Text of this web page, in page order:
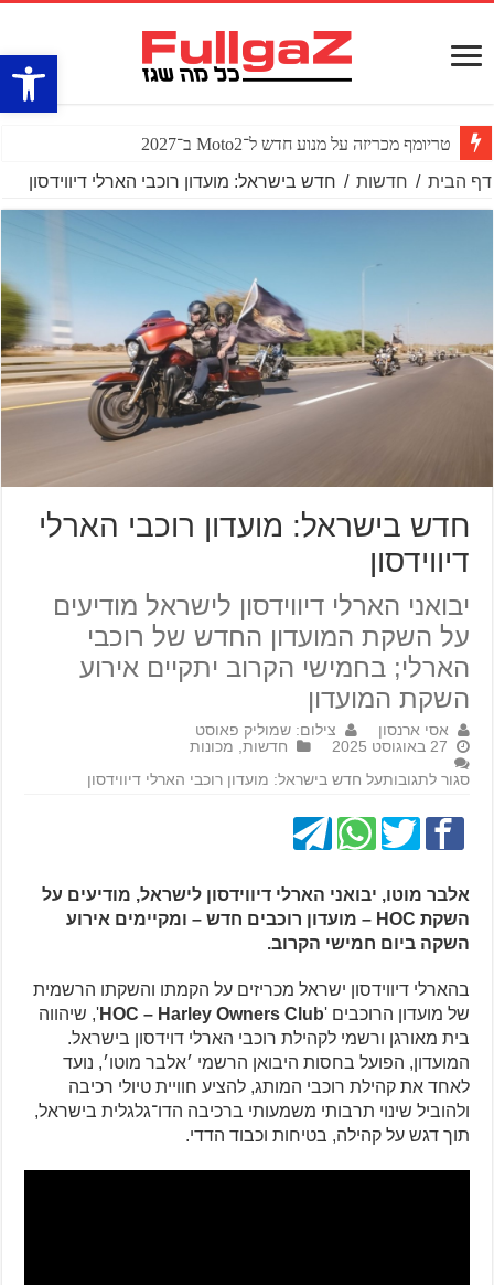
פתח
טריומף מכריזה על מנוע חדש ל־Moto2 ב־2027
דף הבית / חדשות / חדש בישראל: מועדון רוכבי הארלי דיווידסון
חדש בישראל: מועדון רוכבי הארלי
דיווידסון
יבואני הארלי דיווידסון לישראל מודיעים
על השקת המועדון החדש של רוכבי
הארלי; בחמישי הקרוב יתקיים אירוע
השקת המועדון
אסי ארנסון
צילום: שמוליק פאוסט
27 באוגוסט 2025
חדשות מכונות
סגור לתגובותעל חדש בישראל: מועדון רוכבי הארלי דיווידסון
אלבר מוטו, יבואני הארלי דיווידסון לישראל, מודיעים על
השקת HOC – מועדון רוכבים חדש – ומקיימים אירוע
השקה ביום חמישי הקרוב.
בהארלי דיווידסון ישראל מכריזים על הקמתו והשקתו הרשמית
של מועדון הרוכבים 'HOC – Harley Owners Club', שיהווה
בית מאורגן ורשמי לקהילת רוכבי הארלי דוידסון בישראל.
המועדון, הפועל בחסות היבואן הרשמי ׳אלבר מוטו׳, נועד
לאחד את קהילת רוכבי המותג, להציע חוויית טיולי רכיבה
ולהוביל שינוי תרבותי משמעותי ברכיבה הדו־גלגלית בישראל,
תוך דגש על קהילה, בטיחות וכבוד הדדי.